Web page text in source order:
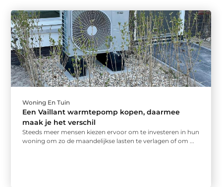
Woning En Tuin
Een Vaillant warmtepomp kopen, daarmee
maak je het verschil
Steeds meer mensen kiezen ervoor om te investeren in hun
woning om zo de maandelijkse lasten te verlagen of om ...